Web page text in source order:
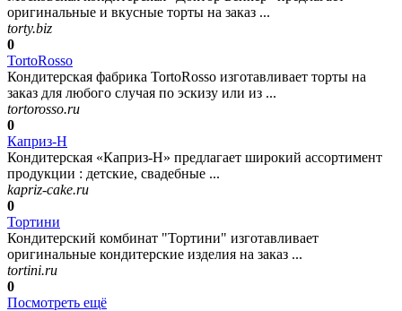
оригинальные и вкусные торты на заказ ...
torty.biz
0
TortoRosso
Кондитерская фабрика TortoRosso изготавливает торты на
заказ для любого случая по эскизу или из ...
tortorosso.ru
0
Каприз-Н
Кондитерская «Каприз-Н» предлагает широкий ассортимент
продукции : детские, свадебные ...
kapriz-cake.ru
0
Тортини
Кондитерский комбинат "Тортини" изготавливает
оригинальные кондитерские изделия на заказ ...
tortini.ru
0
Посмотреть ещё